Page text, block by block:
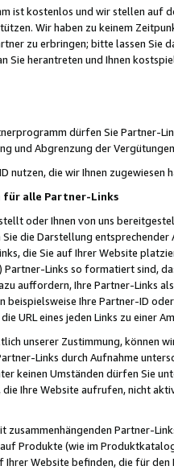
ist kostenlos und wir stellen auf
Wir haben zu keinem
zu erbringen; bitte lassen Sie
Sie herantreten und Ihnen
dürfen Sie Partner-
und Abgrenzung der
nutzen, die wir Ihnen zugewiesen
für alle Partner-Links
oder Ihnen von uns
die Darstellung
die Sie auf Ihrer Website
Partner-Links so formatiert sind,
auffordern, Ihre Partner-Links
beispielsweise Ihre Partner-ID
URL eines jeden Links zu einer
unserer Zustimmung, können
Links durch Aufnahme
keinen Umständen dürfen Sie
Ihre Website aufrufen, nicht
zusammenhängenden Partner-
Produkte (wie im
Ihrer Website befinden, die für